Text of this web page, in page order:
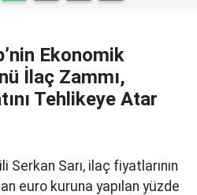
Ekonomik
İlaç Zammı,
Tehlikeye Atar
Serkan Sarı, ilaç fiyatlarının
euro kuruna yapılan yüzde